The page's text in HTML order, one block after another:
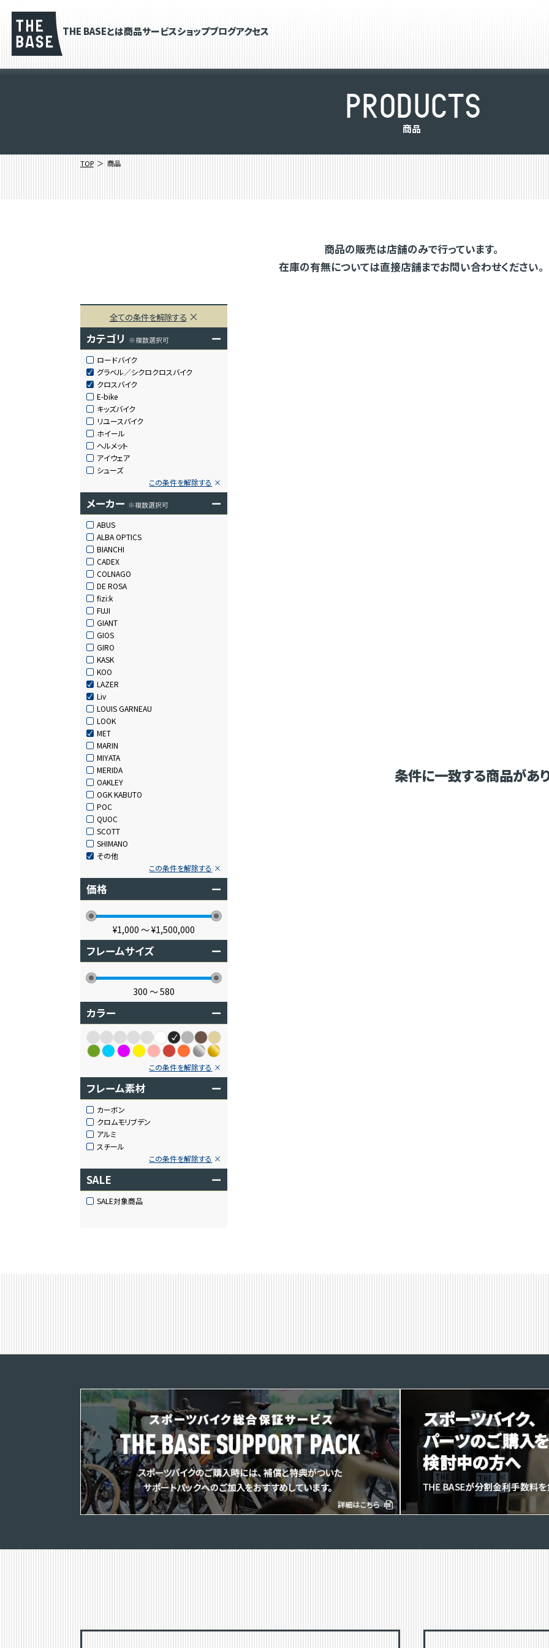
THE BASEとは商品サービスショップブログアクセス
PRODUCTS
商品
TOP 商品
商品の販売は店舗のみで行っています。
在庫の有無については直接店舗までお問い合わせください。
全ての条件を解除する
カテゴリ ※複数選択可 ー
ロードバイク
グラベル／シクロクロスバイク
クロスバイク
E-bike
キッズバイク
リユースバイク
ホイール
ヘルメット
アイウェア
シューズ
この条件を解除する
メーカー ※複数選択可 ー
ABUS
ALBA OPTICS
BIANCHI
CADEX
COLNAGO
DE ROSA
fizi:k
FUJI
GIANT
GIOS
GIRO
KASK
KOO
LAZER
Liv
LOUIS GARNEAU
LOOK
MET
MARIN
MIYATA
MERIDA
OAKLEY
OGK KABUTO
POC
QUOC
SCOTT
SHIMANO
その他
この条件を解除する
価格 ー
¥1,000 〜¥1,500,000
フレームサイズ ー
300 〜580
カラー ー
この条件を解除する
フレーム素材 ー
カーボン
クロムモリブデン
アルミ
スチール
この条件を解除する
SALE ー
SALE対象商品
条件に一致する商品があ